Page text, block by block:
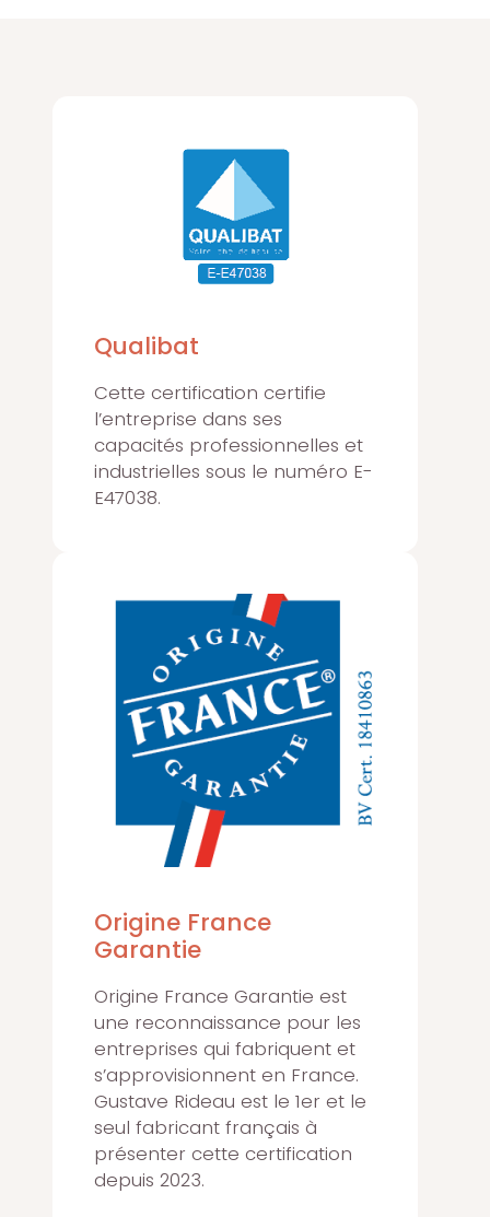
Qualibat
Cette certification certifie
l’entreprise dans ses
capacités professionnelles et
industrielles sous le numéro E-
E47038.
Origine France
Garantie
Origine France Garantie est
une reconnaissance pour les
entreprises qui fabriquent et
s’approvisionnent en France.
Gustave Rideau est le 1er et le
seul fabricant français à
présenter cette certification
depuis 2023.